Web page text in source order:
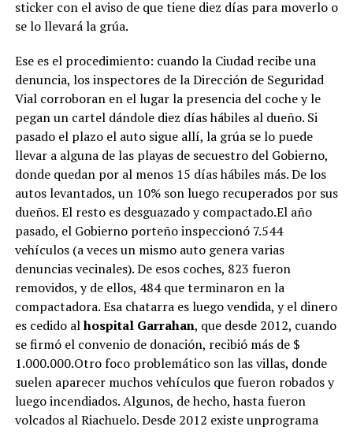
sticker con el aviso de que tiene diez días para moverlo o
se lo llevará la grúa.
Ese es el procedimiento: cuando la Ciudad recibe una
denuncia, los inspectores de la Dirección de Seguridad
Vial corroboran en el lugar la presencia del coche y le
pegan un cartel dándole diez días hábiles al dueño. Si
pasado el plazo el auto sigue allí, la grúa se lo puede
llevar a alguna de las playas de secuestro del Gobierno,
donde quedan por al menos 15 días hábiles más. De los
autos levantados, un 10% son luego recuperados por sus
dueños. El resto es desguazado y compactado.El año
pasado, el Gobierno porteño inspeccionó 7.544
vehículos (a veces un mismo auto genera varias
denuncias vecinales). De esos coches, 823 fueron
removidos, y de ellos, 484 que terminaron en la
compactadora. Esa chatarra es luego vendida, y el dinero
es cedido alhospital Garrahan, que desde 2012, cuando
se firmó el convenio de donación, recibió más de $
1.000.000.Otro foco problemático son las villas, donde
suelen aparecer muchos vehículos que fueron robados y
luego incendiados. Algunos, de hecho, hasta fueron
volcados al Riachuelo. Desde 2012 existe unprograma